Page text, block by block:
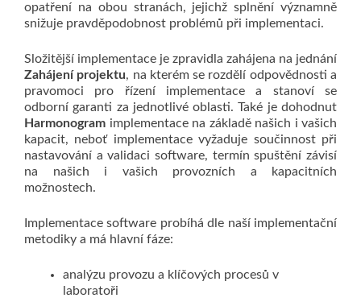
opatření na obou stranách, jejichž splnění významně
snižuje pravděpodobnost problémů při implementaci.
Složitější implementace je zpravidla zahájena na jednání
Zahájení projektu, na kterém se rozdělí odpovědnosti a
pravomoci pro řízení implementace a stanoví se
odborní garanti za jednotlivé oblasti. Také je dohodnut
Harmonogram implementace na základě našich i vašich
kapacit, neboť implementace vyžaduje součinnost při
nastavování a validaci software, termín spuštění závisí
na našich i vašich provozních a kapacitních
možnostech.
Implementace software probíhá dle naší implementační
metodiky a má hlavní fáze:
analýzu provozu a klíčových procesů v
laboratoři